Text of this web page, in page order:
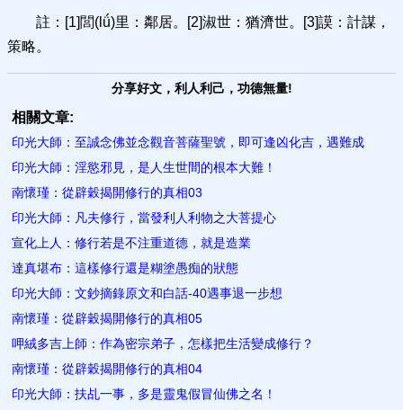
註：[1]閭(lǘ)里：鄰居。[2]淑世：猶濟世。[3]謨：計謀，
策略。
分享好文，利人利己，功德無量!
相關文章:
印光大師：至誠念佛並念觀音菩薩聖號，即可逢凶化吉，遇難成
印光大師：淫慾邪見，是​人生世間的根本大難！
南懷瑾：從辟穀揭開修行的真相03
印光大師：凡夫修行，當發利人利物之大菩提心
宣化上人：修行若是不注重道德，就是造業
達真堪布：這樣修行還是糊塗愚痴的狀態
印光大師：文鈔摘錄原文和白話-40遇事退一步想
南懷瑾：從辟穀揭開修行的真相05
呷絨多吉上師：作為密宗弟子，怎樣把生活變成修行？
南懷瑾：從辟穀揭開修行的真相04
印光大師：扶乩一事，多是靈鬼假冒仙佛之名！